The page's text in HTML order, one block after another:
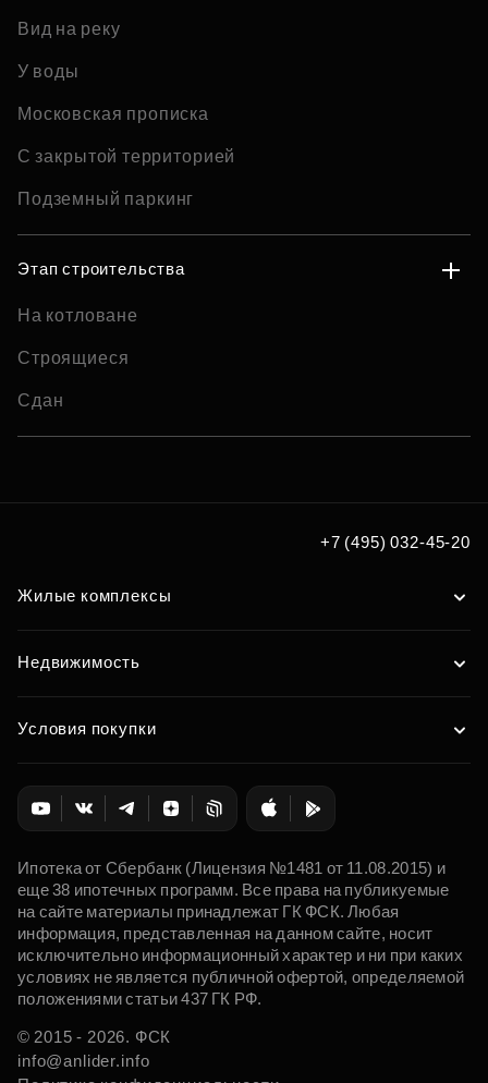
Вид на реку
У воды
Московская прописка
С закрытой территорией
Подземный паркинг
Этап строительства
На котловане
Строящиеся
Сдан
+7 (495) 032-45-20
Жилые комплексы
Недвижимость
Условия покупки
Ипотека от Сбербанк (Лицензия №1481 от 11.08.2015) и
еще 38 ипотечных программ. Все права на публикуемые
на сайте материалы принадлежат ГК ФСК. Любая
информация, представленная на данном сайте, носит
исключительно информационный характер и ни при каких
условиях не является публичной офертой, определяемой
положениями статьи 437 ГК РФ.
© 2015 - 2026. ФСК
info@anlider.info